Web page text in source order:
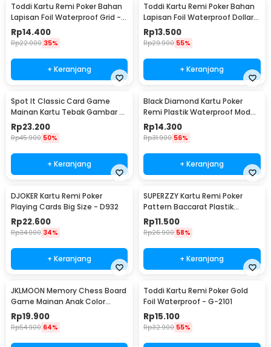
Toddi Kartu Remi Poker Bahan
Lapisan Foil Waterproof Grid -
TH73A
Rp14.400
Rp22.000 35%
+ Keranjang
Toddi Kartu Remi Poker Bahan
Lapisan Foil Waterproof Dollar -
TH73A
Rp13.500
Rp29.900 55%
+ Keranjang
Spot It Classic Card Game
Mainan Kartu Tebak Gambar -
L7715
Rp23.200
Rp45.900 50%
+ Keranjang
Black Diamond Kartu Poker
Remi Plastik Waterproof Model
1 - K8356
Rp14.300
Rp31.900 56%
+ Keranjang
DJOKER Kartu Remi Poker
Playing Cards Big Size - D932
Rp22.600
Rp34.000 34%
+ Keranjang
SUPERZZY Kartu Remi Poker
Pattern Baccarat Plastik
Waterproof - SEZ54
Rp11.500
Rp26.900 58%
+ Keranjang
JKLMOON Memory Chess Board
Game Mainan Anak Color
Match - MMM-813
Rp19.900
Rp54.900 64%
Toddi Kartu Remi Poker Gold
Foil Waterproof - G-2101
Rp15.100
Rp32.900 55%